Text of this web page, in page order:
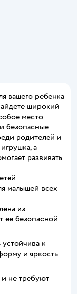
вашего ребенка
широкий
место
безопасные
родителей и
а
развивать
малышей всех
из
ее безопасной
к
и яркость
и не требуют